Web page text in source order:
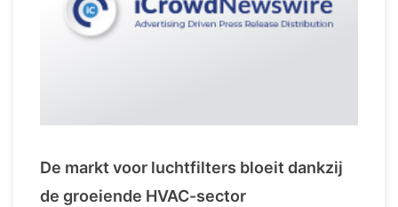
De markt voor luchtfilters bloeit dankzij
de groeiende HVAC-sector